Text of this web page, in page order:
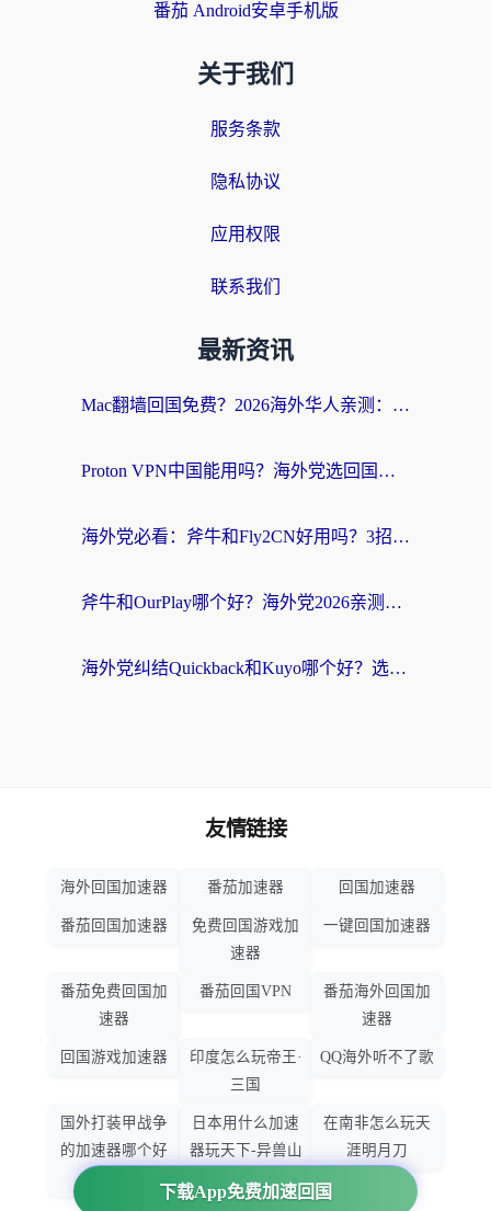
番茄 Android安卓手机版
关于我们
服务条款
隐私协议
应用权限
联系我们
最新资讯
Mac翻墙回国免费？2026海外华人亲测：从CCTV5直播到国内APP，这样选加速器才靠谱
Proton VPN中国能用吗？海外党选回国加速器的避坑指南（附番茄加速器实测）
海外党必看：斧牛和Fly2CN好用吗？3招教你选对回国加速器（附免费试用攻略）
斧牛和OurPlay哪个好？海外党2026亲测：选对加速器，国内资源秒加载
海外党纠结Quickback和Kuyo哪个好？选对回国加速器才能无缝刷国内资源
下载App免费加速回国
友情链接
海外回国加速器 番茄加速器 回国加速器
番茄回国加速器
免费回国游戏加
速器
一键回国加速器
番茄免费回国加
速器
番茄回国VPN
番茄海外回国加
速器
回国游戏加速器
印度怎么玩帝王·
三国
QQ海外听不了歌
国外打装甲战争
的加速器哪个好
日本用什么加速
器玩天下-异兽山
海
在南非怎么玩天
涯明月刀